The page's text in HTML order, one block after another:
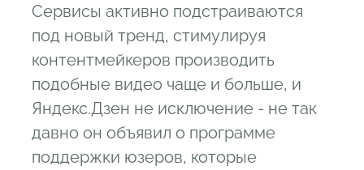
Сервисы активно подстраиваются
под новый тренд, стимулируя
контентмейкеров производить
подобные видео чаще и больше, и
Яндекс.Дзен не исключение - не так
давно он объявил о программе
поддержки юзеров, которые